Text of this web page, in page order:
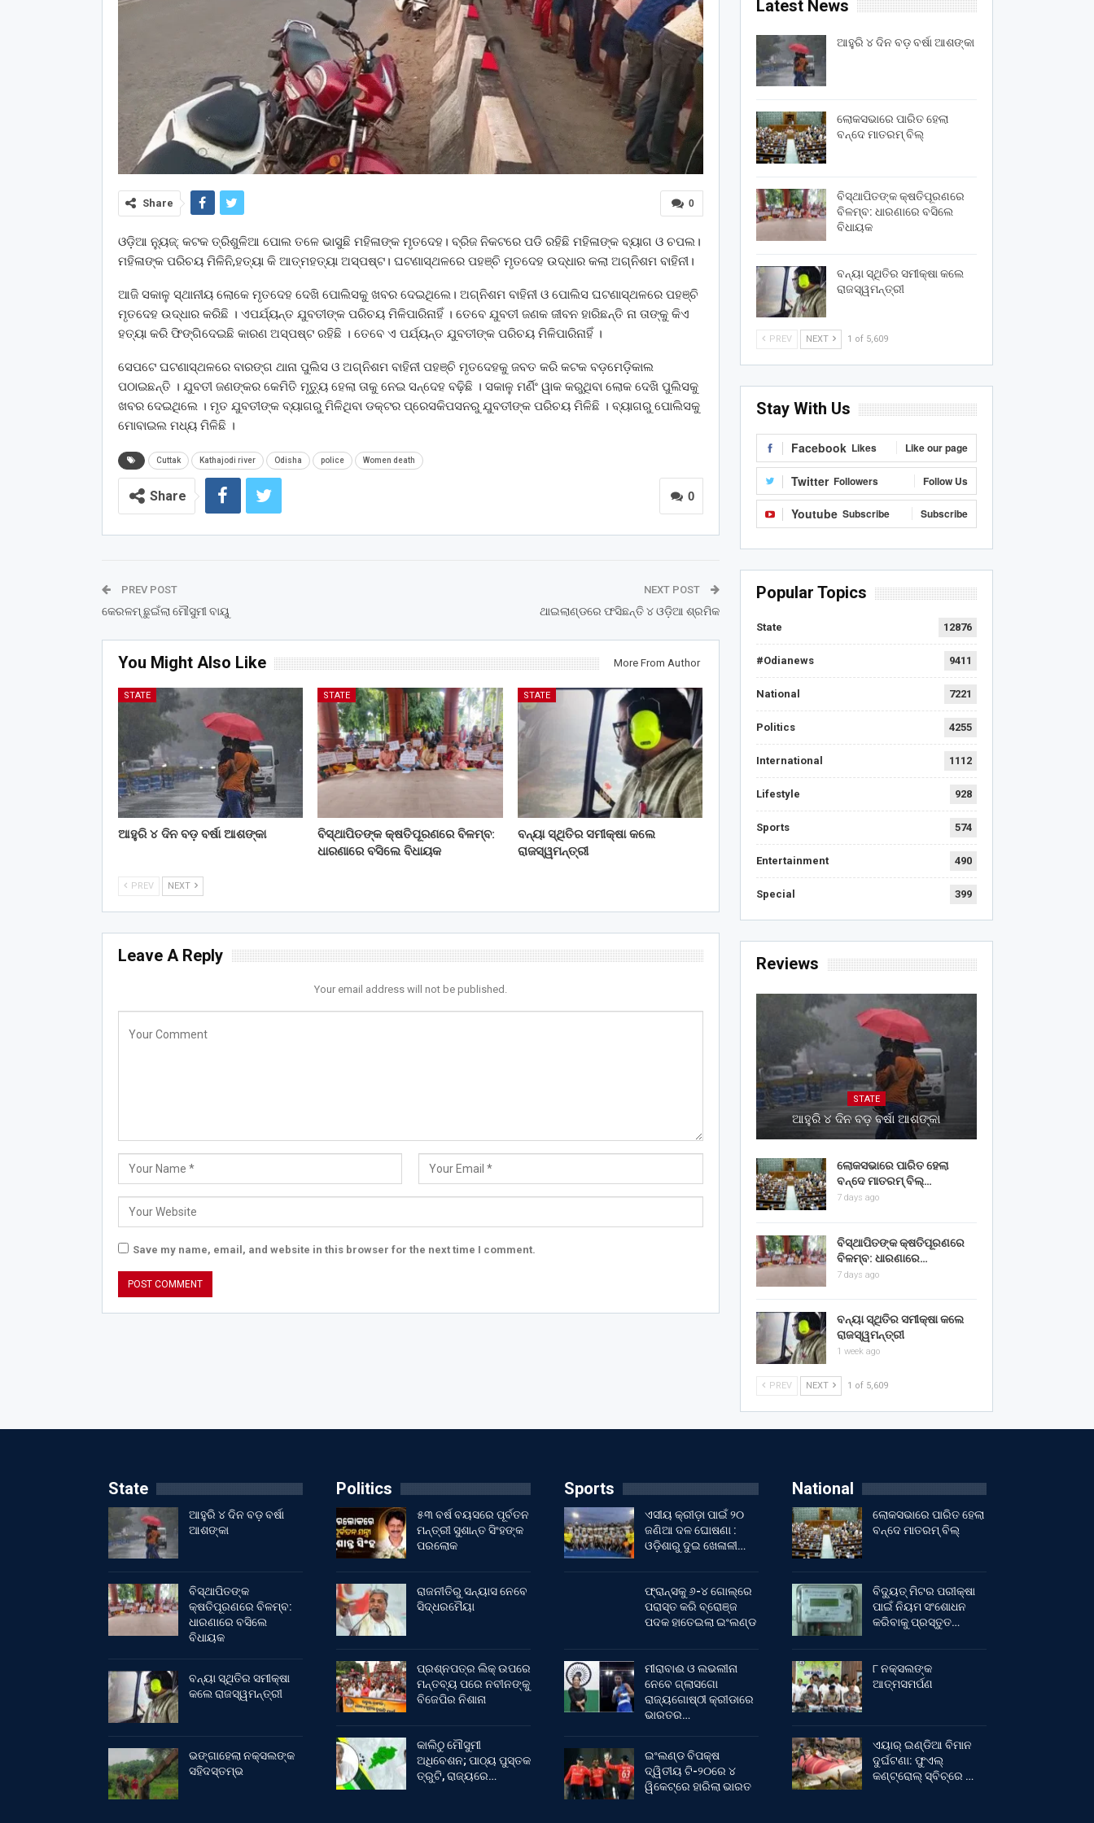
0
Share
ଓଡ଼ିଆ ନ୍ୟୁଜ୍: କଟକ ତ୍ରିଶୁଳିଆ ପୋଲ ତଳେ ଭାସୁଛି ମହିଳାଙ୍କ ମୃତଦେହ। ବ୍ରିଜ ନିକଟରେ ପଡି ରହିଛି ମହିଳାଙ୍କ ବ୍ୟାଗ ଓ ଚପଲ।
ମହିଳାଙ୍କ ପରିଚୟ ମିଳିନି,ହତ୍ୟା କି ଆତ୍ମହତ୍ୟା ଅସ୍ପଷ୍ଟ। ଘଟଣାସ୍ଥଳରେ ପହଞ୍ଚି ମୃତଦେହ ଉଦ୍ଧାର କଲା ଅଗ୍ନିଶମ ବାହିନୀ।
ଆଜି ସକାଳୁ ସ୍ଥାନୀୟ ଲୋକେ ମୃତଦେହ ଦେଖି ପୋଲିସକୁ ଖବର ଦେଇଥିଲେ। ଅଗ୍ନିଶମ ବାହିନୀ ଓ ପୋଲିସ ଘଟଣାସ୍ଥଳରେ ପହଞ୍ଚି
ମୃତଦେହ ଉଦ୍ଧାର କରିଛି । ଏପର୍ଯ୍ୟନ୍ତ ଯୁବତୀଙ୍କ ପରିଚୟ ମିଳିପାରିନାହିଁ । ତେବେ ଯୁବତୀ ଜଣକ ଜୀବନ ହାରିଛନ୍ତି ନା ତାଙ୍କୁ କିଏ
ହତ୍ୟା କରି ଫିଙ୍ଗିଦେଇଛି କାରଣ ଅସ୍ପଷ୍ଟ ରହିଛି । ତେବେ ଏ ପର୍ଯ୍ୟନ୍ତ ଯୁବତୀଙ୍କ ପରିଚୟ ମିଳିପାରିନାହିଁ ।
ସେପଟେ ଘଟଣାସ୍ଥଳରେ ବାରଙ୍ଗ ଥାନା ପୁଲିସ ଓ ଅଗ୍ନିଶମ ବାହିନୀ ପହଞ୍ଚି ମୃତଦେହକୁ ଜବତ କରି କଟକ ବଡ଼ମେଡ଼ିକାଲ
ପଠାଇଛନ୍ତି । ଯୁବତୀ ଜଣଙ୍କର କେମିତି ମୃତ୍ୟୁ ହେଲା ତାକୁ ନେଇ ସନ୍ଦେହ ବଢ଼ିଛି । ସକାଳୁ ମର୍ଣିଂ ୱାକ କରୁଥିବା ଲୋକ ଦେଖି ପୁଲିସକୁ
ଖବର ଦେଇଥିଲେ । ମୃତ ଯୁବତୀଙ୍କ ବ୍ୟାଗରୁ ମିଳିଥିବା ଡକ୍ଟର ପ୍ରେସକିପସନରୁ ଯୁବତୀଙ୍କ ପରିଚୟ ମିଳିଛି । ବ୍ୟାଗରୁ ପୋଲିସକୁ
ମୋବାଇଲ ମଧ୍ୟ ମିଳିଛି ।
Cuttak Kathajodi river Odisha police Women death
0
Share
PREV POST
କେରଳମ୍ ଛୁଇଁଲା ମୌସୁମୀ ବାୟୁ
NEXT POST
ଥାଇଲାଣ୍ଡରେ ଫସିଛନ୍ତି ୪ ଓଡ଼ିଆ ଶ୍ରମିକ
You Might Also Like More From Author
STATE
ଆହୁରି ୪ ଦିନ ବଡ଼ ବର୍ଷା ଆଶଙ୍କା
STATE
ବିସ୍ଥାପିତଙ୍କ କ୍ଷତିପୂରଣରେ ବିଳମ୍ବ:
ଧାରଣାରେ ବସିଲେ ବିଧାୟକ
STATE
ବନ୍ୟା ସ୍ଥିତିର ସମୀକ୍ଷା କଲେ
ରାଜସ୍ୱମନ୍ତ୍ରୀ
PREV NEXT
Leave A Reply
Your email address will not be published.
Save my name, email, and website in this browser for the next time I comment.
Latest News
ଆହୁରି ୪ ଦିନ ବଡ଼ ବର୍ଷା ଆଶଙ୍କା
ଲୋକସଭାରେ ପାରିତ ହେଲା
ବନ୍ଦେ ମାତରମ୍‌ ବିଲ୍‌
ବିସ୍ଥାପିତଙ୍କ କ୍ଷତିପୂରଣରେ
ବିଳମ୍ବ: ଧାରଣାରେ ବସିଲେ
ବିଧାୟକ
ବନ୍ୟା ସ୍ଥିତିର ସମୀକ୍ଷା କଲେ
ରାଜସ୍ୱମନ୍ତ୍ରୀ
PREV NEXT 1 of 5,609
Stay With Us
Facebook Likes Like our page
Twitter Followers Follow Us
Youtube Subscribe Subscribe
Popular Topics
State 12876
#Odianews 9411
National 7221
Politics 4255
International 1112
Lifestyle 928
Sports 574
Entertainment 490
Special 399
Reviews
STATE
ଆହୁରି ୪ ଦିନ ବଡ଼ ବର୍ଷା ଆଶଙ୍କା
ଲୋକସଭାରେ ପାରିତ ହେଲା
ବନ୍ଦେ ମାତରମ୍‌ ବିଲ୍‌…
7 days ago
ବିସ୍ଥାପିତଙ୍କ କ୍ଷତିପୂରଣରେ
ବିଳମ୍ବ: ଧାରଣାରେ…
7 days ago
ବନ୍ୟା ସ୍ଥିତିର ସମୀକ୍ଷା କଲେ
ରାଜସ୍ୱମନ୍ତ୍ରୀ
1 week ago
PREV NEXT 1 of 5,609
State
ଆହୁରି ୪ ଦିନ ବଡ଼ ବର୍ଷା
ଆଶଙ୍କା
ବିସ୍ଥାପିତଙ୍କ
କ୍ଷତିପୂରଣରେ ବିଳମ୍ବ:
ଧାରଣାରେ ବସିଲେ
ବିଧାୟକ
ବନ୍ୟା ସ୍ଥିତିର ସମୀକ୍ଷା
କଲେ ରାଜସ୍ୱମନ୍ତ୍ରୀ
ଭଙ୍ଗାହେଲା ନକ୍ସଲଙ୍କ
ସହିଦସ୍ତମ୍ଭ
Politics
୫୩ ବର୍ଷ ବୟସରେ ପୂର୍ବତନ
ମନ୍ତ୍ରୀ ସୁଶାନ୍ତ ସିଂହଙ୍କ
ପରଲୋକ
ରାଜନୀତିରୁ ସନ୍ୟାସ ନେବେ
ସିଦ୍ଧରମୈୟା
ପ୍ରଶ୍ନପତ୍ର ଲିକ୍ ଉପରେ
ମନ୍ତବ୍ୟ ପରେ ନବୀନଙ୍କୁ
ବିଜେପିର ନିଶାନା
କାଲିଠୁ ମୌସୁମୀ
ଅଧିବେଶନ; ପାଠ୍ୟ ପୁସ୍ତକ
ତ୍ରୁଟି, ରାଜ୍ୟରେ…
Sports
ଏସୀୟ କ୍ରୀଡ଼ା ପାଇଁ ୨୦
ଜଣିଆ ଦଳ ଘୋଷଣା :
ଓଡ଼ିଶାରୁ ଦୁଇ ଖେଳାଳୀ…
ଫ୍ରାନ୍ସକୁ ୬-୪ ଗୋଲ୍‌ରେ
ପରାସ୍ତ କରି ବ୍ରୋଞ୍ଜ
ପଦକ ହାତେଇଲା ଇଂଲଣ୍ଡ
ମୀରାବାଈ ଓ ଲଭଲୀନା
ନେବେ ଗ୍ଲାସଗୋ
ରାଜ୍ୟଗୋଷ୍ଠୀ କ୍ରୀଡାରେ
ଭାରତର…
ଇଂଲଣ୍ଡ ବିପକ୍ଷ
ଦ୍ୱିତୀୟ ଟି-୨୦ରେ ୪
ୱିକେଟ୍‌ରେ ହାରିଲା ଭାରତ
National
ଲୋକସଭାରେ ପାରିତ ହେଲା
ବନ୍ଦେ ମାତରମ୍‌ ବିଲ୍‌
ବିଦ୍ୟୁତ୍ ମିଟର ପରୀକ୍ଷା
ପାଇଁ ନିୟମ ସଂଶୋଧନ
କରିବାକୁ ପ୍ରସ୍ତୁତ…
୮ ନକ୍ସଲଙ୍କ
ଆତ୍ମସମର୍ପଣ
ଏୟାର୍ ଇଣ୍ଡିଆ ବିମାନ
ଦୁର୍ଘଟଣା: ଫୁଏଲ୍‌
କଣ୍ଟ୍ରୋଲ୍‌ ସ୍ବିଚ୍‌ରେ …